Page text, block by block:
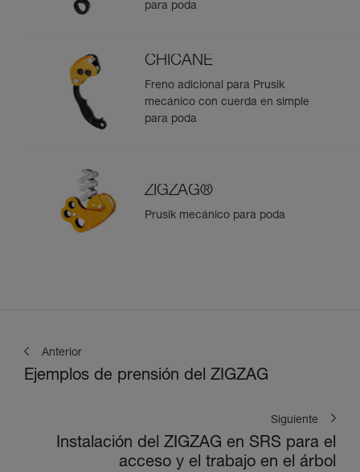
para poda
CHICANE
Freno adicional para Prusik
mecánico con cuerda en simple
para poda
ZIGZAG®
Prusik mecánico para poda
Anterior
Ejemplos de prensión del ZIGZAG
Siguiente
Instalación del ZIGZAG en SRS para el
acceso y el trabajo en el árbol